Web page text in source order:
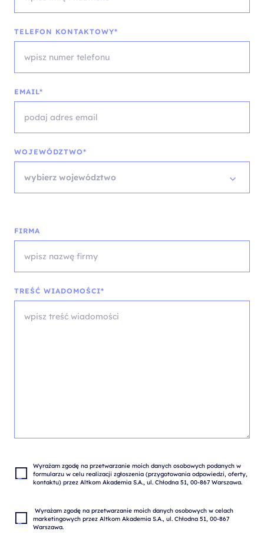
TELEFON KONTAKTOWY*
EMAIL*
WOJEWÓDZTWO*
wybierz województwo
FIRMA
TREŚĆ WIADOMOŚCI*
Wyrażam zgodę na przetwarzanie moich danych osobowych podanych w
formularzu w celu realizacji zgłoszenia (przygotowania odpowiedzi, oferty,
marketingowych przez Altkom Akademia S.A., ul. Chłodna 51, 00-867